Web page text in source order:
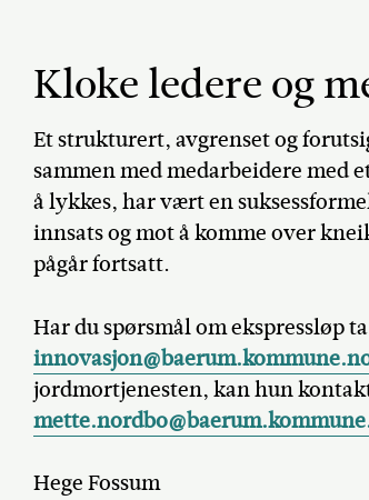
Kloke ledere og
Et strukturert, avgrenset og
sammen med medarbeidere med
å lykkes, har vært en
innsats og mot å komme over
pågår fortsatt.
Har du spørsmål om ekspressløp
jordmortjenesten, kan hun
Hege Fossum